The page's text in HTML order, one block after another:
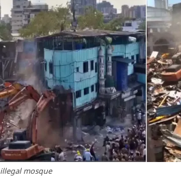
illegal mosque